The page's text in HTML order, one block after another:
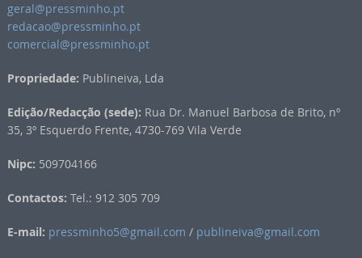
geral@pressminho.pt
redacao@pressminho.pt
comercial@pressminho.pt
Propriedade: Publineiva, Lda
Edição/Redacção (sede): Rua Dr. Manuel Barbosa de Brito, nº
35, 3º Esquerdo Frente, 4730-769 Vila Verde
Nipc: 509704166
Contactos: Tel.: 912 305 709
E-mail: pressminho5@gmail.com / publineiva@gmail.com